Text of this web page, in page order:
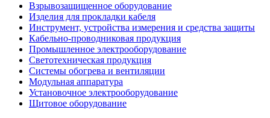
Взрывозащищенное оборудование
Изделия для прокладки кабеля
Инструмент, устройства измерения и средства защиты
Кабельно-проводниковая продукция
Промышленное электрооборудование
Светотехническая продукция
Системы обогрева и вентиляции
Модульная аппаратура
Установочное электрооборудование
Щитовое оборудование